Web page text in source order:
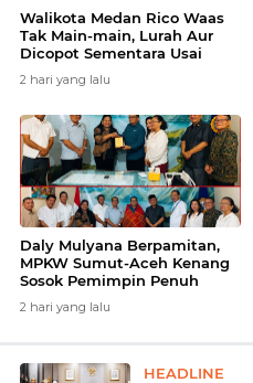
Walikota Medan Rico Waas
Tak Main-main, Lurah Aur
Dicopot Sementara Usai
2 hari yang lalu
Daly Mulyana Berpamitan,
MPKW Sumut-Aceh Kenang
Sosok Pemimpin Penuh
2 hari yang lalu
HEADLINE